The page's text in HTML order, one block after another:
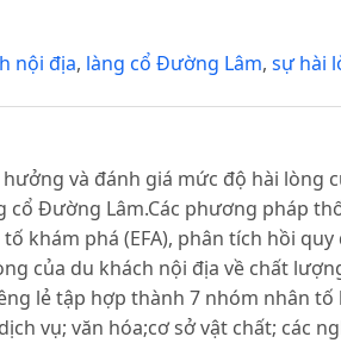
nội địa, làng cổ Đường Lâm, sự hài
và đánh giá mức độ hài lòng
cổ Đường Lâm.Các phương pháp
khám phá (EFA), phân tích hồi
của du khách nội địa về chất
lẻ tập hợp thành 7 nhóm nhân
vụ; văn hóa;cơ sở vật chất; các